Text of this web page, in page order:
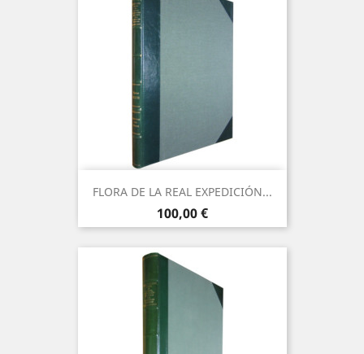
FLORA DE LA REAL EXPEDICIÓN...
Precio
100,00 €